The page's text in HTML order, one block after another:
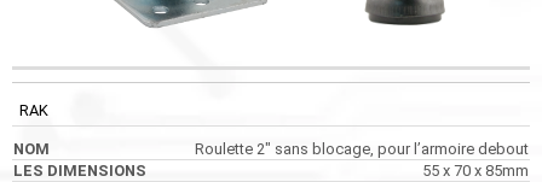
CODE NOM LES DIMENSIONS CHARGE STATIQUE
RAK
Roulette 2″ sans blocage, pour l’armoire debout
55 x 70 x 85mm